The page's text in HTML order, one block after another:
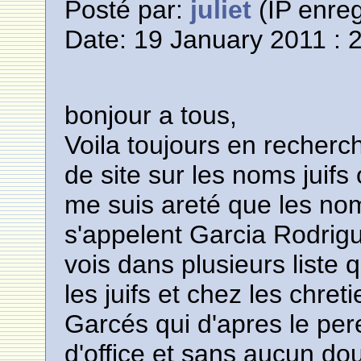
Posté par: juliet (IP
Date: 19 January 2011 :
bonjour a tous,
Voila toujours en
de site sur les noms
me suis areté que les
s'appelent Garcia
vois dans plusieurs liste
les juifs et chez les
Garcés qui d'apres le
d'office et sans aucun